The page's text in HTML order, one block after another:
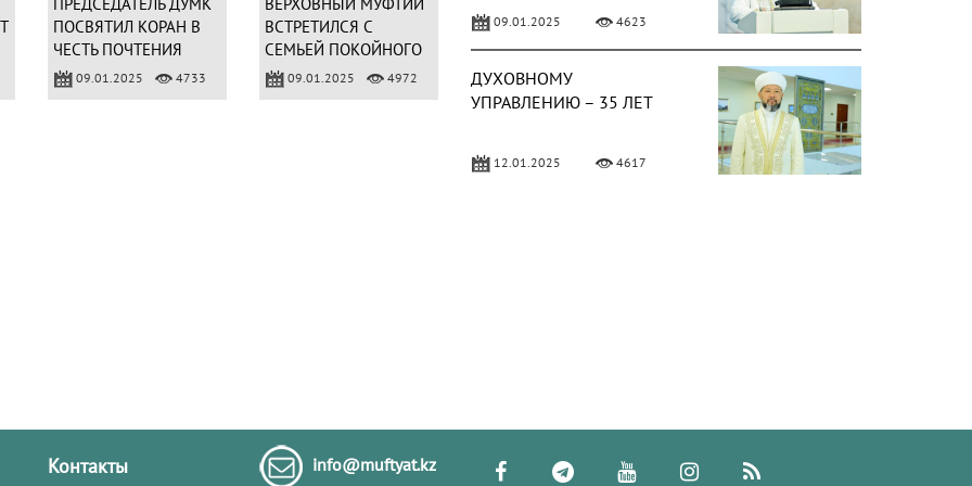
ПОСВЯТИЛ КОРАН В
ЧЕСТЬ ПОЧТЕНИЯ
АБСАТТАР КАЖЫ
ДЕРБИСАЛИ
09.01.2025 4733
ВСТРЕТИЛСЯ С
СЕМЬЕЙ ПОКОЙНОГО
АБСАТТАР КАЖЫ
ДЕРБИСАЛИ
09.01.2025 4972
09.01.2025 4623
ДУХОВНОМУ
УПРАВЛЕНИЮ – 35 ЛЕТ
12.01.2025 4617
НЕДЕЛИ МАВЛИД В
Контакты info@muftyat.kz